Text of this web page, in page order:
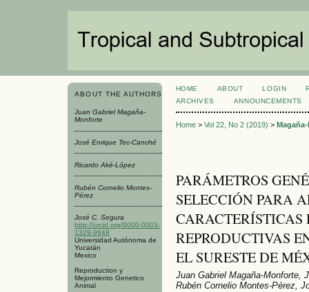
ABOUT THE AUTHORS
Juan Gabriel Magaña-
Monforte
José Enrique Tec-Canché
Ricardo Aké-López
Rubén Cornelio Montes-
Pérez
José C. Segura
http://orcid.org/0000-0003-
1329-9948
Universidad Autónoma de
Yucatán
Mexico
Reproduction y
Mejormiento Genetico
Animal
HOME ABOUT LOGIN
ARCHIVES
ANNOUNCEMENTS
Home> Vol 22, No 2 (2019) >
PARÁMETROS
SELECCIÓN PARA
CARACTERÍSTICAS
REPRODUCTIVAS
EL SURESTE DE
Juan Gabriel Magaña-Monforte,
Rubén Cornelio Montes-Pérez,